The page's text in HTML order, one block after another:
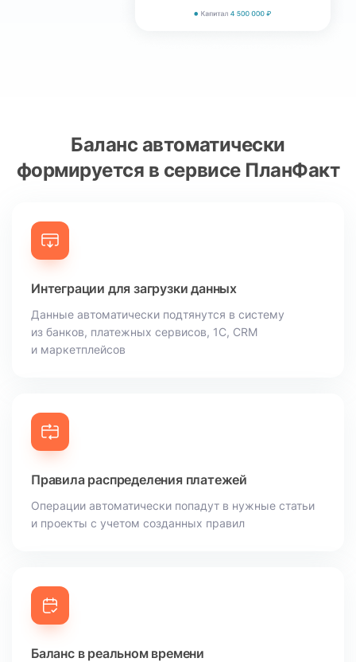
Баланс автоматически
формируется в сервисе ПланФакт
Интеграции для загрузки данных
Данные автоматически подтянутся в систему
из банков, платежных сервисов, 1С, CRM
и маркетплейсов
Правила распределения платежей
Операции автоматически попадут в нужные статьи
и проекты с учетом созданных правил
Баланс в реальном времени